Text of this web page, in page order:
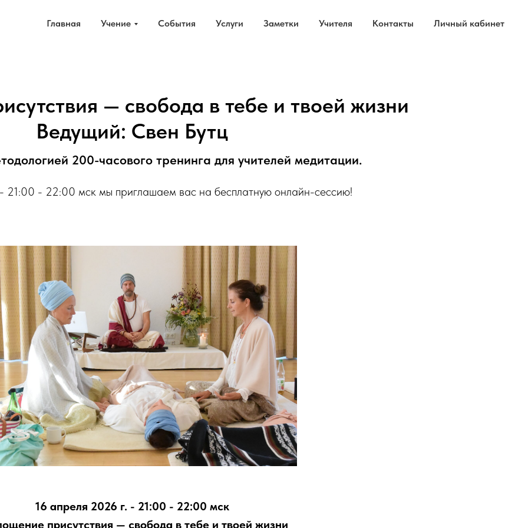
Главная Учение События Услуги Заметки Учителя Контакты Личный кабинет
— свобода в тебе и твоей жизни
Ведущий: Свен Бутц
200-часового тренинга для учителей медитации.
21:00 - 22:00 мск мы приглашаем вас на бесплатную онлайн-сессию!
16 апреля 2026 г. - 21:00 - 22:00 мск
присутствия — свобода в тебе и твоей жизни